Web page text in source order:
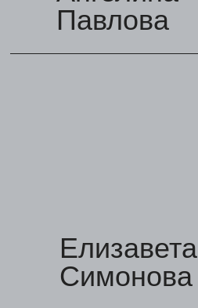
Елизавета
Симонова
Павлова